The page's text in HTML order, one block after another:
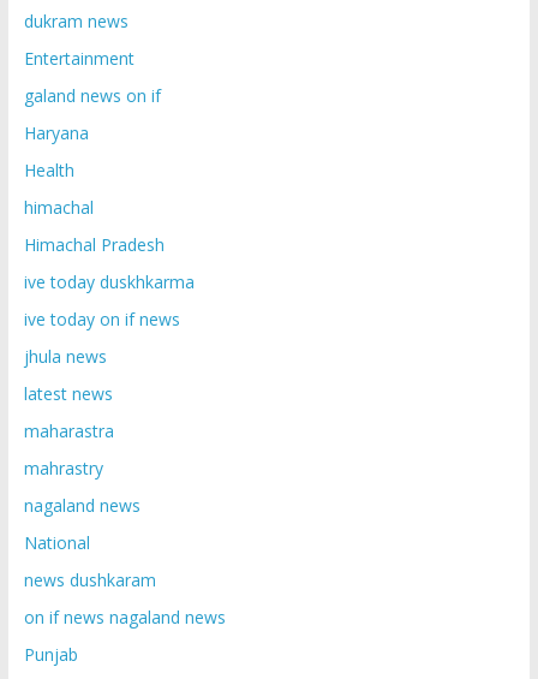
dukram news
Entertainment
galand news on if
Haryana
Health
himachal
Himachal Pradesh
ive today duskhkarma
ive today on if news
jhula news
latest news
maharastra
mahrastry
nagaland news
National
news dushkaram
on if news nagaland news
Punjab